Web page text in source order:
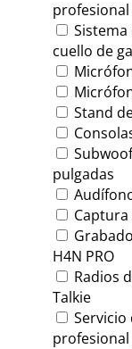
cuello de
Stand
pulgadas
H4N PRO
Radios
Talkie
Servicio